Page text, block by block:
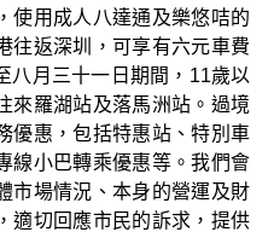
使用成人八達通及樂悠咭的
往返深圳，可享有六元車費
八月三十一日期間，11歲以
來羅湖站及落馬洲站。過境
優惠，包括特惠站、特別車
線小巴轉乘優惠等。我們會
市場情況、本身的營運及財
適切回應市民的訴求，提供